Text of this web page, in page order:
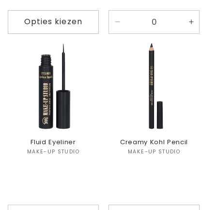
Opties kiezen
verlagen
Aantal
Fluid Eyeliner
Verkoper:
MAKE-UP STUDIO
Creamy Kohl Pencil
Verkoper:
MAKE-UP STUDIO